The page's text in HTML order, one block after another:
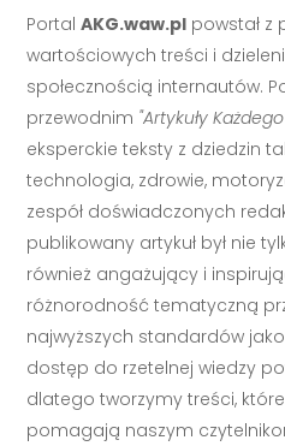
PortalAKG.waw.pl powstał z
wartościowych treści i
społecznością internautów.
przewodnim "Artykuły
eksperckie teksty z dziedzin
technologia, zdrowie,
zespół doświadczonych
publikowany artykuł był nie
również angażujący i
różnorodność tematyczną
najwyższych standardów
dostęp do rzetelnej wiedzy
dlatego tworzymy treści,
pomagają naszym